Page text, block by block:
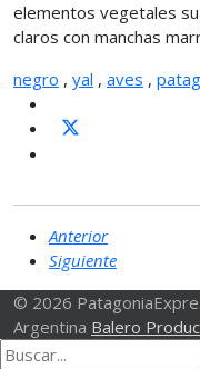
elementos vegetales
claros con manchas
negro , yal , aves ,
Anterior
Siguiente
© 2026
Argentina Balero